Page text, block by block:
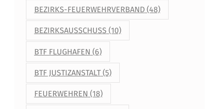
BEZIRKS-FEUERWEHRVERBAND(48)
BEZIRKSAUSSCHUSS (10)
BTF FLUGHAFEN (6)
BTF JUSTIZANSTALT(5)
FEUERWEHREN (18)